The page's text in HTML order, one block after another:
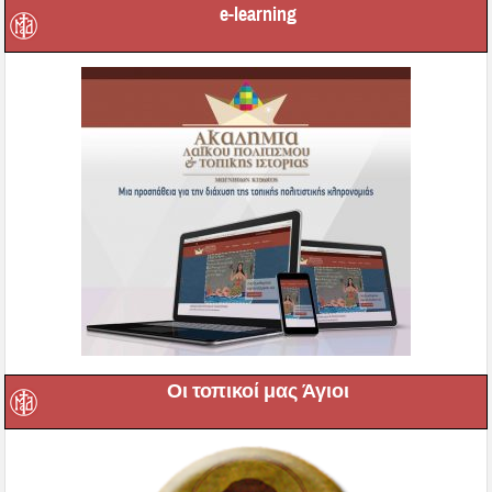
e-learning
Οι τοπικοί μας Άγιοι